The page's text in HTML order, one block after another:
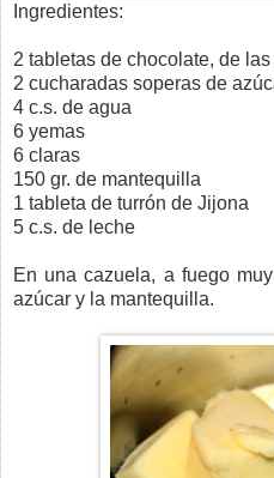
Ingredientes:
2 tabletas de chocolate, de
2 cucharadas soperas de
4 c.s. de agua
6 yemas
6 claras
150 gr. de mantequilla
1 tableta de turrón de Jijona
5 c.s. de leche
En una cazuela, a fuego
azúcar y la mantequilla.